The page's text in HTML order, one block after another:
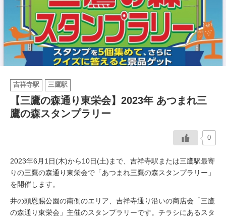
中央線フェス
おしらせ
駅から探す
吉祥寺駅 三鷹駅
【三鷹の森通り東栄会】2023年 あつまれ三
鷹の森スタンプラリー
0
2023年6月1日(木)から10日(土)まで、吉祥寺駅または三鷹駅最寄
りの三鷹の森通り東栄会で「あつまれ三鷹の森スタンプラリー」
を開催します。
井の頭恩賜公園の南側のエリア、吉祥寺通り沿いの商店会「三鷹
の森通り東栄会」主催のスタンプラリーです。チラシにあるスタ